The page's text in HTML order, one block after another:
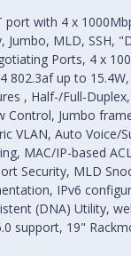
port with 4 x
Jumbo, MLD, SSH,
Ports, 4 x
802.3af up to
, Half-/Full-
Control, Jumbo
VLAN, Auto Voice/
MAC/IP-based
Security, MLD
IPv6
(DNA) Utility,
support, 19"